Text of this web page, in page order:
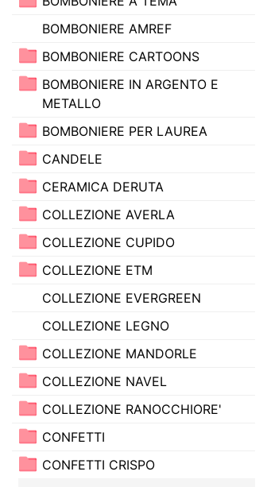
BOMBONIERE AMREF
BOMBONIERE CARTOONS
BOMBONIERE IN ARGENTO E
METALLO
BOMBONIERE PER LAUREA
CANDELE
CERAMICA DERUTA
COLLEZIONE AVERLA
COLLEZIONE CUPIDO
COLLEZIONE ETM
COLLEZIONE EVERGREEN
COLLEZIONE LEGNO
COLLEZIONE MANDORLE
COLLEZIONE NAVEL
COLLEZIONE RANOCCHIORE'
CONFETTI
CONFETTI CRISPO